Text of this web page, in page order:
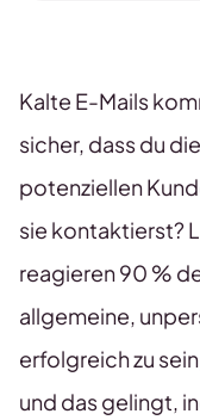
Kalte E-Mails
sicher, dass du
potenziellen
sie kontaktierst?
reagieren 90 %
allgemeine,
erfolgreich zu
und das gelingt,